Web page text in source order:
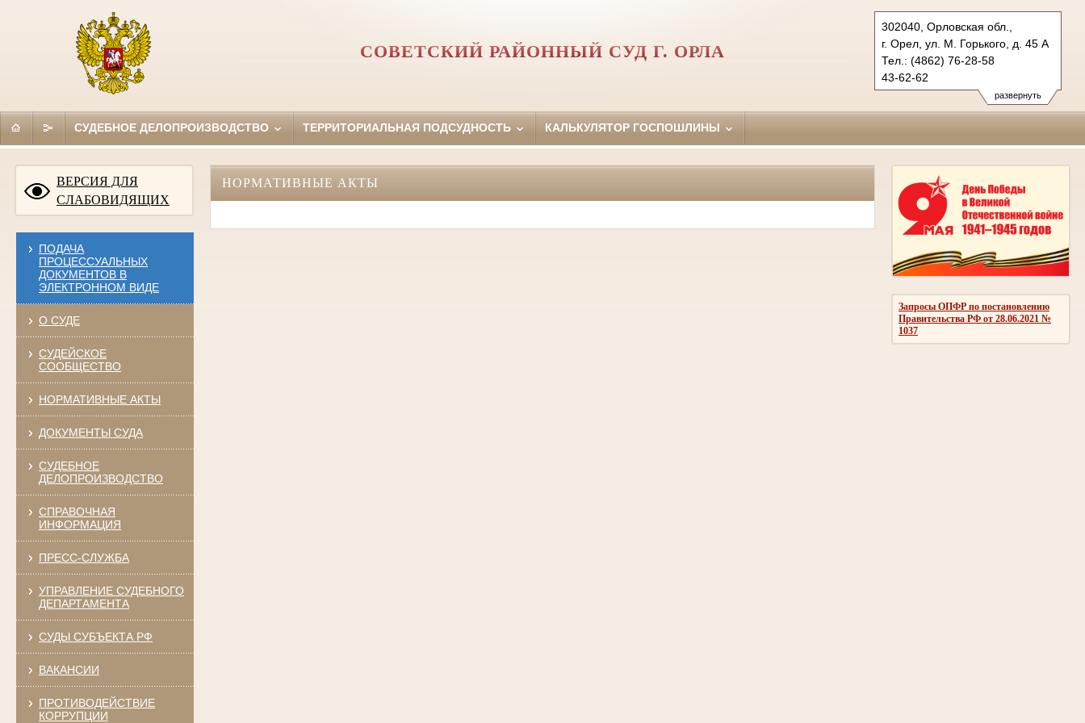
развернуть
302040, Орловская обл.,
г. Орел, ул. М. Горького, д. 45 А
Тел.: (4862) 76-28-58
43-62-62
sovetsky.orl@sudrf.ru
СОВЕТСКИЙ РАЙОННЫЙ СУД Г. ОРЛА
СУДЕБНОЕ ДЕЛОПРОИЗВОДСТВО ТЕРРИТОРИАЛЬНАЯ ПОДСУДНОСТЬ КАЛЬКУЛЯТОР ГОСПОШЛИНЫ
ВЕРСИЯ ДЛЯ
СЛАБОВИДЯЩИХ
ПОДАЧА
ПРОЦЕССУАЛЬНЫХ
ДОКУМЕНТОВ В
ЭЛЕКТРОННОМ ВИДЕ
О СУДЕ
СУДЕЙСКОЕ
СООБЩЕСТВО
НОРМАТИВНЫЕ АКТЫ
ДОКУМЕНТЫ СУДА
СУДЕБНОЕ
ДЕЛОПРОИЗВОДСТВО
СПРАВОЧНАЯ
ИНФОРМАЦИЯ
ПРЕСС-СЛУЖБА
УПРАВЛЕНИЕ СУДЕБНОГО
ДЕПАРТАМЕНТА
СУДЫ СУБЪЕКТА РФ
ВАКАНСИИ
ПРОТИВОДЕЙСТВИЕ
КОРРУПЦИИ
Запросы ОПФР по постановлению
Правительства РФ от 28.06.2021 №
1037
НОРМАТИВНЫЕ АКТЫ